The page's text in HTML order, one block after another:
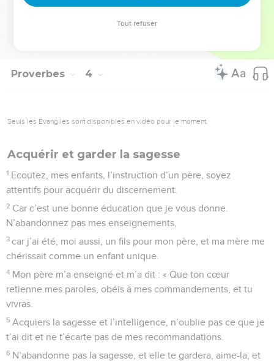
La Bible Du Semeur Copyright © 1992, 1999 by Biblica, Inc.® Used by permission.
Proverbes 4
Seuls les Évangiles sont disponibles en vidéo pour le moment.
Acquérir et garder la sagesse
1 Ecoutez, mes enfants, l’instruction d’un père, soyez
attentifs pour acquérir du discernement.
2 Car c’est une bonne éducation que je vous donne.
N’abandonnez pas mes enseignements,
3 car j’ai été, moi aussi, un fils pour mon père, et ma mère me
chérissait comme un enfant unique.
4 Mon père m’a enseigné et m’a dit : « Que ton cœur
retienne mes paroles, obéis à mes commandements, et tu
vivras.
5 Acquiers la sagesse et l’intelligence, n’oublie pas ce que je
t’ai dit et ne t’écarte pas de mes recommandations.
6 N’abandonne pas la sagesse, et elle te gardera, aime-la, et
Tout refuser